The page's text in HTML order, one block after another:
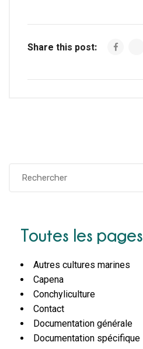
Share this post:
Toutes les pages
Autres cultures marines
Capena
Conchyliculture
Contact
Documentation générale
Documentation spécifique